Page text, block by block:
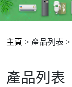
主頁 > 產品列表 >
產品列表